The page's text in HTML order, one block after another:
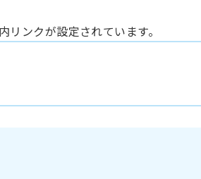
ンクが設定されています。